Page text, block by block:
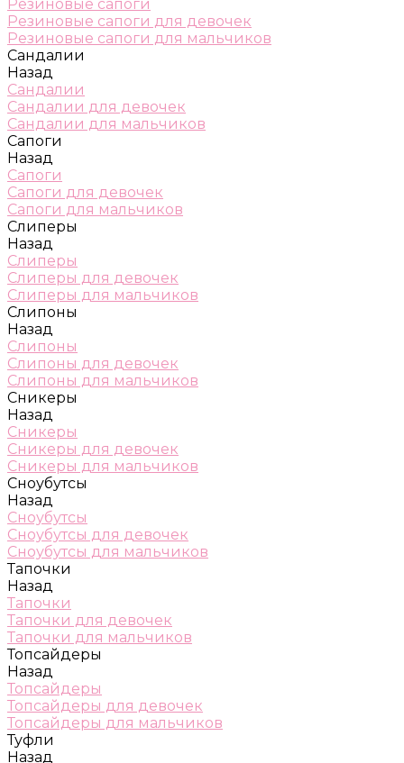
Резиновые сапоги
Резиновые сапоги для девочек
Резиновые сапоги для мальчиков
Сандалии
Назад
Сандалии
Сандалии для девочек
Сандалии для мальчиков
Сапоги
Назад
Сапоги
Сапоги для девочек
Сапоги для мальчиков
Слиперы
Назад
Слиперы
Слиперы для девочек
Слиперы для мальчиков
Слипоны
Назад
Слипоны
Слипоны для девочек
Слипоны для мальчиков
Сникеры
Назад
Сникеры
Сникеры для девочек
Сникеры для мальчиков
Сноубутсы
Назад
Сноубутсы
Сноубутсы для девочек
Сноубутсы для мальчиков
Тапочки
Назад
Тапочки
Тапочки для девочек
Тапочки для мальчиков
Топсайдеры
Назад
Топсайдеры
Топсайдеры для девочек
Топсайдеры для мальчиков
Туфли
Назад